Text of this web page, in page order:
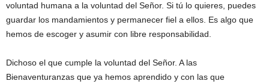
voluntad humana a la voluntad del Señor. Si tú lo quieres, puedes
guardar los mandamientos y permanecer fiel a ellos. Es algo que
hemos de escoger y asumir con libre responsabilidad.
Dichoso el que cumple la voluntad del Señor. A las
Bienaventuranzas que ya hemos aprendido y con las que